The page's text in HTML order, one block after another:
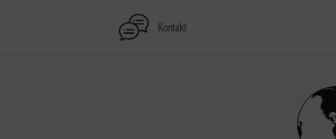
Kontakt